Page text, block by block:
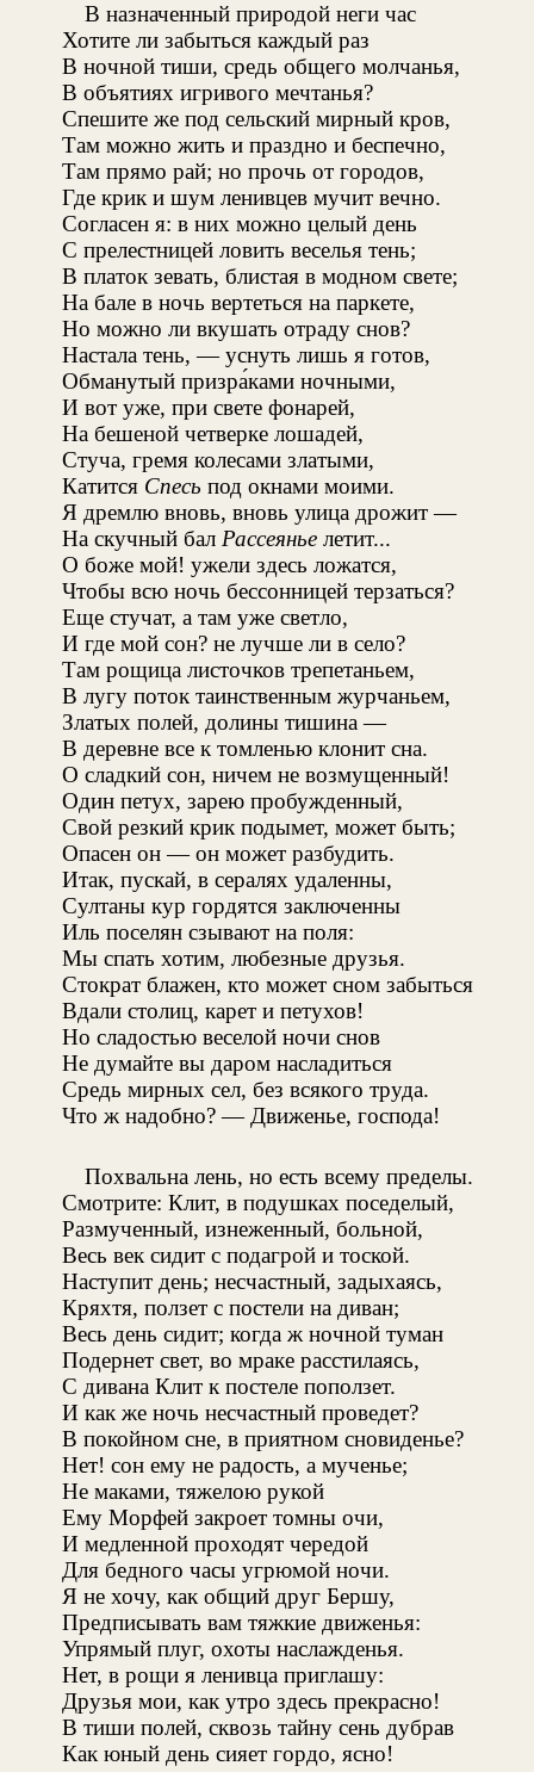
В назначенный природой неги час
Хотите ли забыться каждый раз
В ночной тиши, средь общего молчанья,
В объятиях игривого мечтанья?
Спешите же под сельский мирный кров,
Там можно жить и праздно и беспечно,
Там прямо рай; но прочь от городов,
Где крик и шум ленивцев мучит вечно.
Согласен я: в них можно целый день
С прелестницей ловить веселья тень;
В платок зевать, блистая в модном свете;
На бале в ночь вертеться на паркете,
Но можно ли вкушать отраду снов?
Настала тень, — уснуть лишь я готов,
Обманутый призра́ками ночными,
И вот уже, при свете фонарей,
На бешеной четверке лошадей,
Стуча, гремя колесами златыми,
Катится Спесь под окнами моими.
Я дремлю вновь, вновь улица дрожит —
На скучный бал Рассеянье летит...
О боже мой! ужели здесь ложатся,
Чтобы всю ночь бессонницей терзаться?
Еще стучат, а там уже светло,
И где мой сон? не лучше ли в село?
Там рощица листочков трепетаньем,
В лугу поток таинственным журчаньем,
Златых полей, долины тишина —
В деревне все к томленью клонит сна.
О сладкий сон, ничем не возмущенный!
Один петух, зарею пробужденный,
Свой резкий крик подымет, может быть;
Опасен он — он может разбудить.
Итак, пускай, в сералях удаленны,
Султаны кур гордятся заключенны
Иль поселян сзывают на поля:
Мы спать хотим, любезные друзья.
Стократ блажен, кто может сном забыться
Вдали столиц, карет и петухов!
Но сладостью веселой ночи снов
Не думайте вы даром насладиться
Средь мирных сел, без всякого труда.
Что ж надобно? — Движенье, господа!
Похвальна лень, но есть всему пределы.
Смотрите: Клит, в подушках поседелый,
Размученный, изнеженный, больной,
Весь век сидит с подагрой и тоской.
Наступит день; несчастный, задыхаясь,
Кряхтя, ползет с постели на диван;
Весь день сидит; когда ж ночной туман
Подернет свет, во мраке расстилаясь,
С дивана Клит к постеле поползет.
И как же ночь несчастный проведет?
В покойном сне, в приятном сновиденье?
Нет! сон ему не радость, а мученье;
Не маками, тяжелою рукой
Ему Морфей закроет томны очи,
И медленной проходят чередой
Для бедного часы угрюмой ночи.
Я не хочу, как общий друг Бершу,
Предписывать вам тяжкие движенья:
Упрямый плуг, охоты наслажденья.
Нет, в рощи я ленивца приглашу:
Друзья мои, как утро здесь прекрасно!
В тиши полей, сквозь тайну сень дубрав
Как юный день сияет гордо, ясно!